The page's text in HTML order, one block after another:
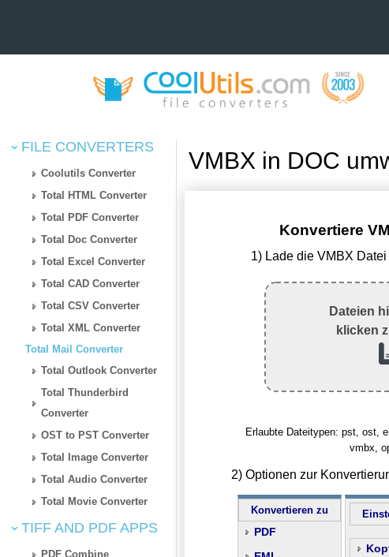
FILE CONVERTERS
Coolutils Converter
Total HTML Converter
Total PDF Converter
Total Doc Converter
Total Excel Converter
Total CAD Converter
Total CSV Converter
Total XML Converter
Total Mail Converter
Total Outlook Converter
Total Thunderbird
Converter
OST to PST Converter
Total Image Converter
Total Audio Converter
Total Movie Converter
TIFF AND PDF APPS
PDF Combine
VMBX in DOC
Konvertiere
1) Lade die VMBX
Dateien
klicken
Erlaubte Dateitypen: pst, ost,
vmbx,
2) Optionen zur
Konvertieren zu
PDF